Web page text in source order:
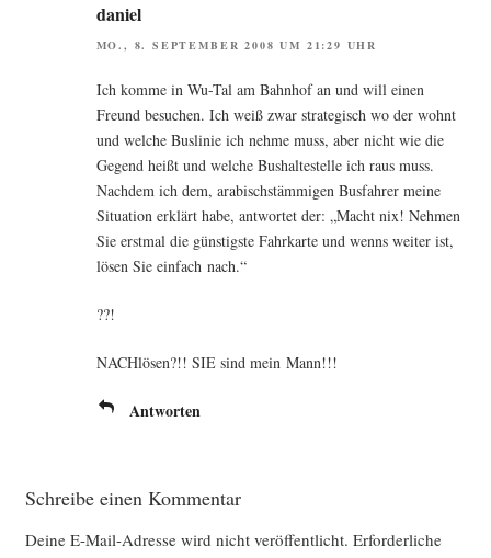
daniel
MO., 8. SEPTEMBER 2008 UM 21:29 UHR
Ich kom­me in Wu-Tal am Bahn­hof an und will einen
Freund besu­chen. Ich weiß zwar stra­te­gisch wo der wohnt
und wel­che Bus­li­nie ich neh­me muss, aber nicht wie die
Gegend heißt und wel­che Bus­hal­te­stel­le ich raus muss.
Nach­dem ich dem, ara­bisch­stäm­mi­gen Bus­fah­rer mei­ne
Situa­ti­on erklärt habe, ant­wor­tet der: „Macht nix! Neh­men
Sie erst­mal die güns­tigs­te Fahr­kar­te und wenns wei­ter ist,
lösen Sie ein­fach nach.“
??!
NACH­lö­sen?!! SIE sind mein Mann!!!
Antworten
Schreibe einen Kommentar
Deine E-Mail-Adresse wird nicht veröffentlicht. Erforderliche